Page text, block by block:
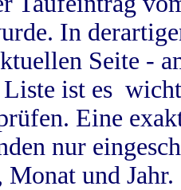
In
Seite -
ist es
Eine
nur
und Jahr.